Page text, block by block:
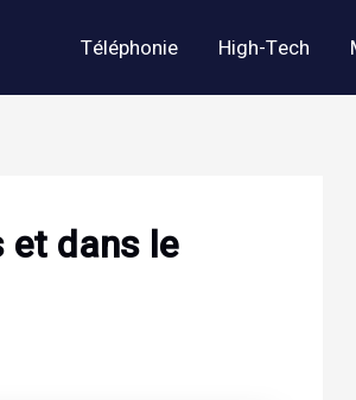
Téléphonie High-Tech
et dans le